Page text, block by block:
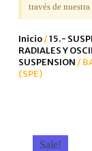
través de
Inicio/15.-
RADIALES Y
SUSPENSION /
(SPE)
Sale!